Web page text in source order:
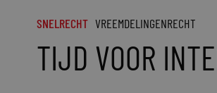
SNELRECHT VREEMDELINGENRECHT
TIJD VOOR